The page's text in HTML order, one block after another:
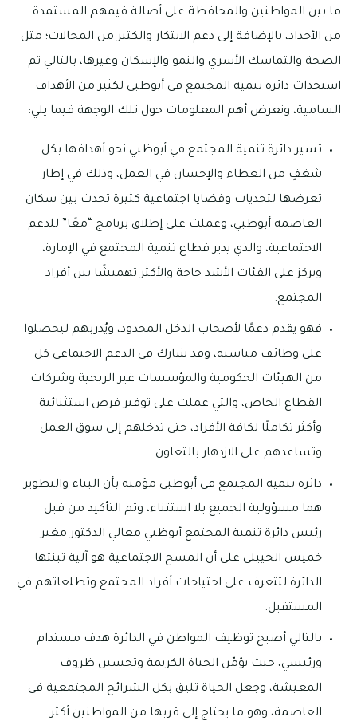
ما بين المواطنين والمحافظة على أصالة قيمهم المستمدة
من الأجداد، بالإضافة إلى دعم الابتكار والكثير من المجالات؛ مثل
الصحة والتماسك الأسري والنمو والإسكان وغيرها، بالتالي تم
استحداث دائرة تنمية المجتمع في أبوظبي لكثير من الأهداف
السامية، ونعرض أهم المعلومات حول تلك الوجهة فيما يلي:
تسير دائرة تنمية المجتمع في أبوظبي نحو أهدافها بكل
شغفٍ من العطاء والإحسان في العمل، وذلك في إطار
تعرضها لتحديات وقضايا اجتماعية كثيرة تحدث بين سكان
العاصمة أبوظبي، وعملت على إطلاق برنامج “معًا” للدعم
الاجتماعية، والذي يدير قطاع تنمية المجتمع في الإمارة،
ويركز على الفئات الأشد حاجة والأكثر تهميشًا بين أفراد
المجتمع.
فهو يقدم دعمًا لأصحاب الدخل المحدود، ويُدربهم ليحصلوا
على وظائف مناسبة، وقد شارك في الدعم الاجتماعي كل
من الهيئات الحكومية والمؤسسات غير الربحية وشركات
القطاع الخاص، والتي عملت على توفير فرص استثنائية
وأكثر تكاملًا لكافة الأفراد، حتى تدخلهم إلى سوق العمل
وتساعدهم على الازدهار بالتعاون.
دائرة تنمية المجتمع في أبوظبي مؤمنة بأن البناء والتطوير
هما مسؤولية الجميع بلا استثناء، وتم التأكيد من قبل
رئيس دائرة تنمية المجتمع أبوظبي معالي الدكتور مغير
خميس الخييلي على أن المسح الاجتماعية هو آلية تبنتها
الدائرة لتتعرف على احتياجات أفراد المجتمع وتطلعاتهم في
المستقبل.
بالتالي أصبح توظيف المواطن في الدائرة هدف مستدام
ورئيسي، حيث يؤمّن الحياة الكريمة وتحسين ظروف
المعيشة، وجعل الحياة تليق بكل الشرائح المجتمعية في
العاصمة، وهو ما يحتاج إلى قربها من المواطنين أكثر